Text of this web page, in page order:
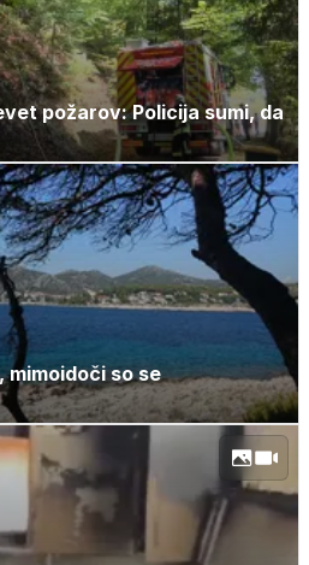
požarov: Policija sumi, da
so se